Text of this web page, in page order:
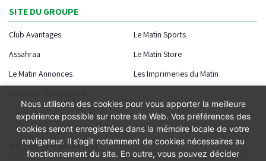
SITE DU GROUPE
Club Avantages
Le Matin Sports
Assahraa
Le Matin Store
Le Matin Annonces
Les Imprimeries du Matin
NOTRE APPLICATION
Nous utilisons des cookies pour vous apporter la meilleure
expérience possible sur notre site Web. Vos préférences des
cookies seront enregistrées dans la mémoire locale de votre
navigateur. Il s’agit notamment de cookies nécessaires au
fonctionnement du site. En outre, vous pouvez décider